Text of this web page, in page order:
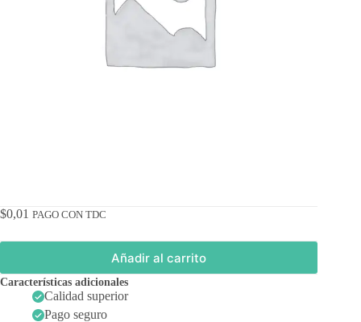
$0,01 PAGO CON TDC
Añadir al carrito
Características adicionales
Calidad superior
Pago seguro